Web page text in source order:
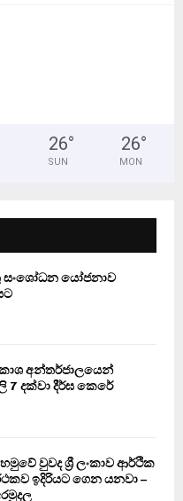
26°
SUN
26°
MON
සංශෝධන යෝජනාව
අන්තර්ජාලයෙන්
7 දක්වා දීර්ඝ කෙරේ
වුවද ශ්‍රී ලංකාව ආර්ථික
ඉදිරියට ගෙන යනවා –